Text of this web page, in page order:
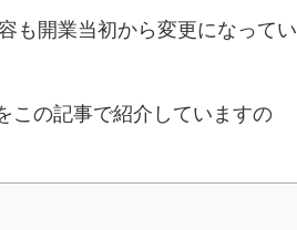
も開業当初から変更になってい
この記事で紹介していますの